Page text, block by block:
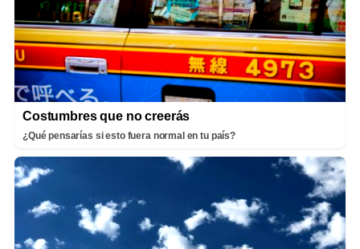
Costumbres que no creerás
¿Qué pensarías si esto fuera normal en tu país?